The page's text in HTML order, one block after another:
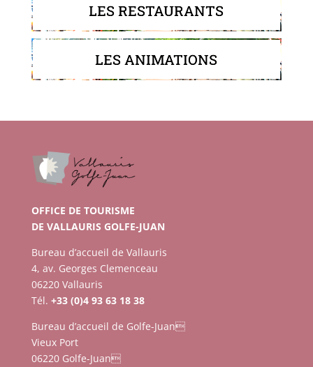
LES RESTAURANTS
LES ANIMATIONS
OFFICE DE TOURISME
DE VALLAURIS GOLFE-JUAN
Bureau d’accueil de Vallauris
4, av. Georges Clemenceau
06220 Vallauris
Tél. +33 (0)4 93 63 18 38
Bureau d’accueil de Golfe-Juan
Vieux Port
06220 Golfe-Juan